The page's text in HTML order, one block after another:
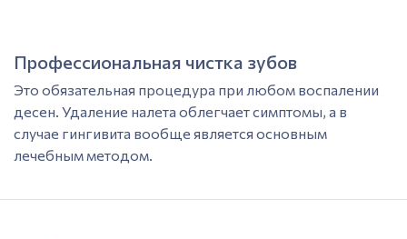
Профессиональная чистка зубов
Это обязательная процедура при любом воспалении
десен. Удаление налета облегчает симптомы, а в
случае гингивита вообще является основным
лечебным методом.